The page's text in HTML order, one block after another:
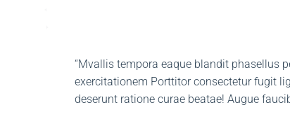
“Mvallis tempora eaque blandit phasellus
exercitationem Porttitor consectetur fugit
deserunt ratione curae beatae! Augue